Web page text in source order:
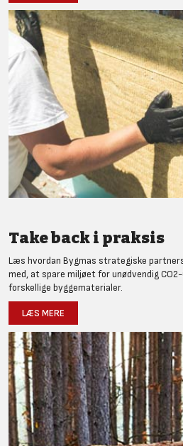
Take back i praksis
Læs hvordan Bygmas strategiske
med, at spare miljøet for unødvendig
forskellige byggematerialer.
LÆS MERE